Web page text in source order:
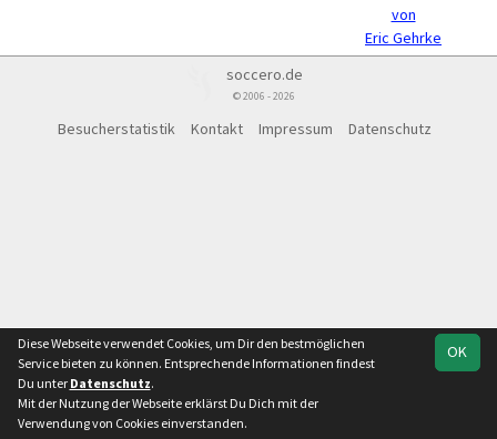
von
Eric Gehrke
soccero.de
© 2006 - 2026
Besucherstatistik Kontakt Impressum Datenschutz
OK
Diese Webseite verwendet Cookies, um Dir den bestmöglichen
Service bieten zu können. Entsprechende Informationen findest
Du unter Datenschutz.
Mit der Nutzung der Webseite erklärst Du Dich mit der
Verwendung von Cookies einverstanden.